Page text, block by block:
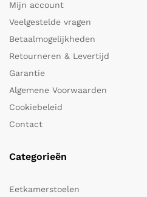
Mijn account
Veelgestelde vragen
Betaalmogelijkheden
Retourneren & Levertijd
Garantie
Algemene Voorwaarden
Cookiebeleid
Contact
Categorieën
Eetkamerstoelen